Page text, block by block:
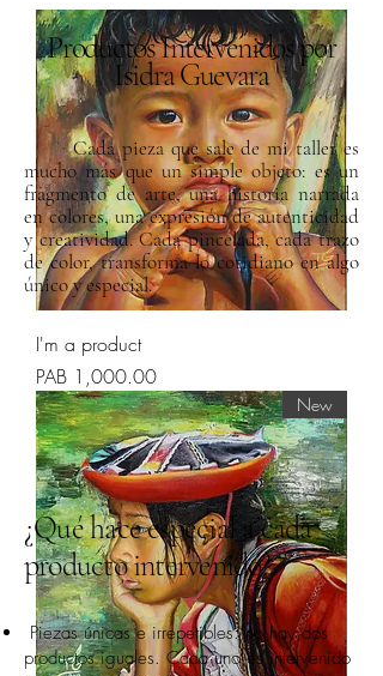
I'm a product
السعر
New
Productos Intervenidos por
Isidra Guevara
Cada pieza que sale de mi taller es
mucho más que un simple objeto: es un
fragmento de arte, una historia narrada
en colores, una expresión de autenticidad
y creatividad. Cada pincelada, cada trazo
de color, transforma lo cotidiano en algo
único y especial.
¿Qué hace especial a cada
producto intervenido?
Piezas únicas e irrepetibles: no hay dos
productos iguales. Cada uno es intervenido